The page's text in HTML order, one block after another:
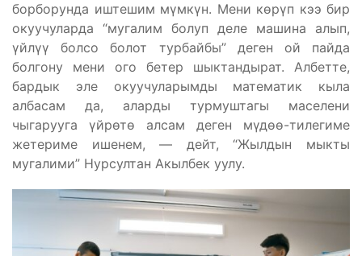
борборунда иштешим мүмкүн. Мени көрүп кээ бир
окуучуларда “мугалим болуп деле машина алып,
үйлүү болсо болот турбайбы” деген ой пайда
болгону мени ого бетер шыктандырат. Албетте,
бардык эле окуучуларымды математик кыла
албасам да, аларды турмуштагы маселени
чыгарууга үйрөтө алсам деген мүдөө-тилегиме
жетериме ишенем, — дейт, “Жылдын мыкты
мугалими” Нурсултан Акылбек уулу.